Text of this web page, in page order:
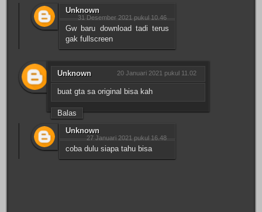
Unknown
31 Desember 2021 pukul 10.46
Gw baru download tadi terus
gak fullscreen
Unknown 20 Januari 2021 pukul 11.02
buat gta sa original bisa kah
Balas
Unknown
27 Januari 2021 pukul 16.48
coba dulu siapa tahu bisa